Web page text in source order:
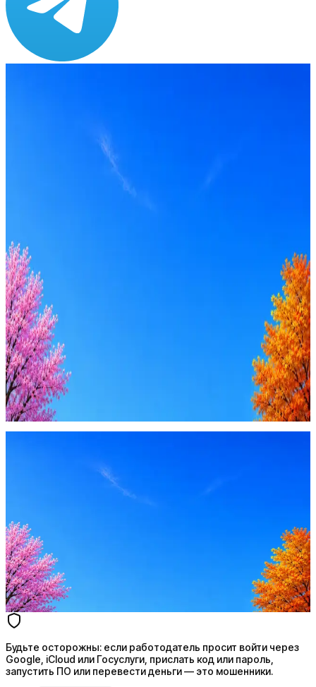
Оффер быстрее с Эйч
Будьте осторожны: если работодатель просит войти через
Google, iCloud или Госуслуги, прислать код или пароль,
запустить ПО или перевести деньги — это мошенники.
Жмите Пожаловаться
Стратегия поиска с AI: рынки, позиции, вилка, каналы
Будьте осторожны: если работодатель просит войти через
Google, iCloud или Госуслуги, прислать код или пароль,
запустить ПО или перевести деньги — это мошенники.